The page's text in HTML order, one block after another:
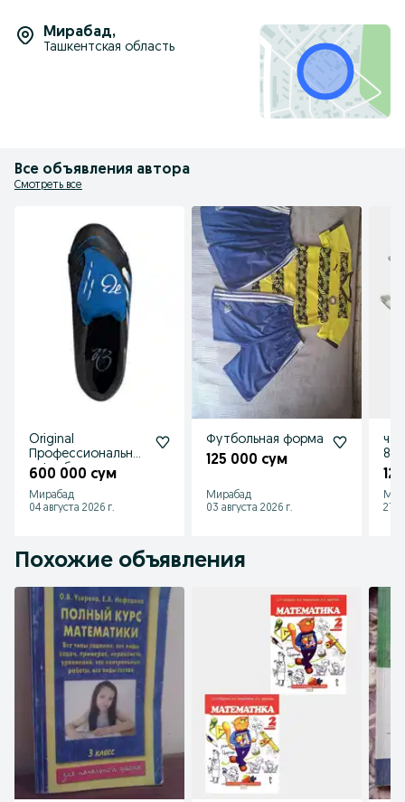
Мирабад,
Ташкентская область
Все объявления автора
Смотреть все
Original
Профессиональны
е футбольные
бутсы Adidas
Predator Jude Bellin
600 000 сум
Мирабад
04 августа 2026 г.
Футбольная форма
125 000 сум
Мирабад
03 августа 2026 г.
8
27
Похожие объявления